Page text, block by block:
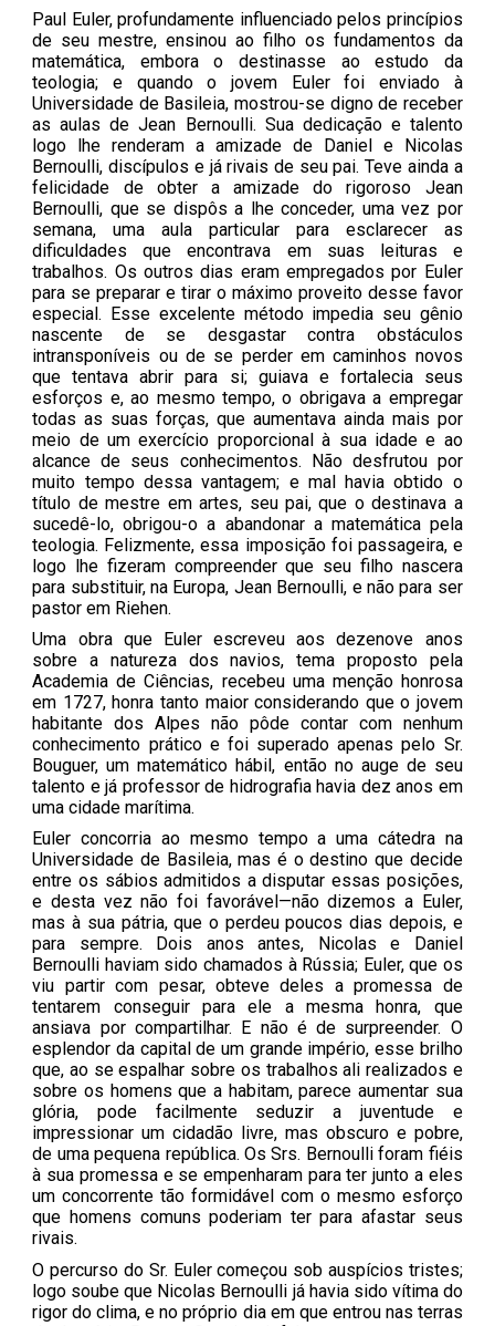
Paul Euler, profundamente influenciado pelos princípios
de seu mestre, ensinou ao filho os fundamentos da
matemática, embora o destinasse ao estudo da
teologia; e quando o jovem Euler foi enviado à
Universidade de Basileia, mostrou-se digno de receber
as aulas de Jean Bernoulli. Sua dedicação e talento
logo lhe renderam a amizade de Daniel e Nicolas
Bernoulli, discípulos e já rivais de seu pai. Teve ainda a
felicidade de obter a amizade do rigoroso Jean
Bernoulli, que se dispôs a lhe conceder, uma vez por
semana, uma aula particular para esclarecer as
dificuldades que encontrava em suas leituras e
trabalhos. Os outros dias eram empregados por Euler
para se preparar e tirar o máximo proveito desse favor
especial. Esse excelente método impedia seu gênio
nascente de se desgastar contra obstáculos
intransponíveis ou de se perder em caminhos novos
que tentava abrir para si; guiava e fortalecia seus
esforços e, ao mesmo tempo, o obrigava a empregar
todas as suas forças, que aumentava ainda mais por
meio de um exercício proporcional à sua idade e ao
alcance de seus conhecimentos. Não desfrutou por
muito tempo dessa vantagem; e mal havia obtido o
título de mestre em artes, seu pai, que o destinava a
sucedê-lo, obrigou-o a abandonar a matemática pela
teologia. Felizmente, essa imposição foi passageira, e
logo lhe fizeram compreender que seu filho nascera
para substituir, na Europa, Jean Bernoulli, e não para ser
pastor em Riehen.
Uma obra que Euler escreveu aos dezenove anos
sobre a natureza dos navios, tema proposto pela
Academia de Ciências, recebeu uma menção honrosa
em 1727, honra tanto maior considerando que o jovem
habitante dos Alpes não pôde contar com nenhum
conhecimento prático e foi superado apenas pelo Sr.
Bouguer, um matemático hábil, então no auge de seu
talento e já professor de hidrografia havia dez anos em
uma cidade marítima.
Euler concorria ao mesmo tempo a uma cátedra na
Universidade de Basileia, mas é o destino que decide
entre os sábios admitidos a disputar essas posições,
e desta vez não foi favorável—não dizemos a Euler,
mas à sua pátria, que o perdeu poucos dias depois, e
para sempre. Dois anos antes, Nicolas e Daniel
Bernoulli haviam sido chamados à Rússia; Euler, que os
viu partir com pesar, obteve deles a promessa de
tentarem conseguir para ele a mesma honra, que
ansiava por compartilhar. E não é de surpreender. O
esplendor da capital de um grande império, esse brilho
que, ao se espalhar sobre os trabalhos ali realizados e
sobre os homens que a habitam, parece aumentar sua
glória, pode facilmente seduzir a juventude e
impressionar um cidadão livre, mas obscuro e pobre,
de uma pequena república. Os Srs. Bernoulli foram fiéis
à sua promessa e se empenharam para ter junto a eles
um concorrente tão formidável com o mesmo esforço
que homens comuns poderiam ter para afastar seus
rivais.
O percurso do Sr. Euler começou sob auspícios tristes;
logo soube que Nicolas Bernoulli já havia sido vítima do
rigor do clima, e no próprio dia em que entrou nas terras